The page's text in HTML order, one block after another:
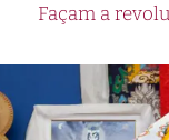
Façam a